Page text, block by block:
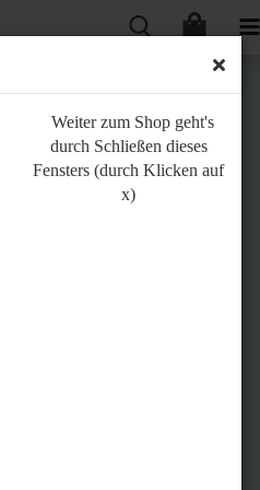
Weiter zum Shop geht's
durch Schließen dieses
Fensters (durch Klicken auf
x)